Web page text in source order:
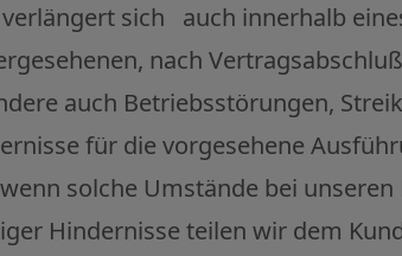
sich auch innerhalb
nach
auch Betriebsstörungen,
für die vorgesehene
solche Umstände bei
Hindernisse teilen wir dem